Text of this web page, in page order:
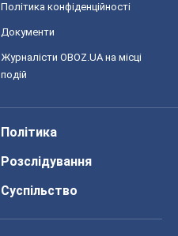
Політика конфіденційності
Документи
Журналісти OBOZ.UA на місці
подій
Політика
Розслідування
Суспільство